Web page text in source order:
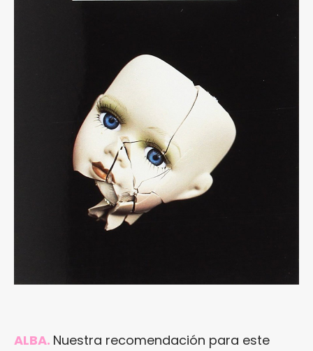
ALBA. Nuestra recomendación para este